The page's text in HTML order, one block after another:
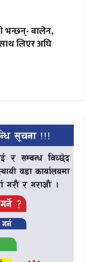
भन्छन्- बालेन,
लिएर अघि